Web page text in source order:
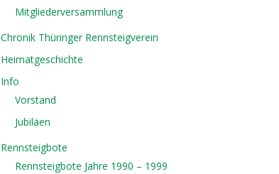
Mitgliederversammlung
Chronik Thüringer Rennsteigverein
Heimatgeschichte
Info
Vorstand
Jubiläen
Rennsteigbote
Rennsteigbote Jahre 1990 – 1999